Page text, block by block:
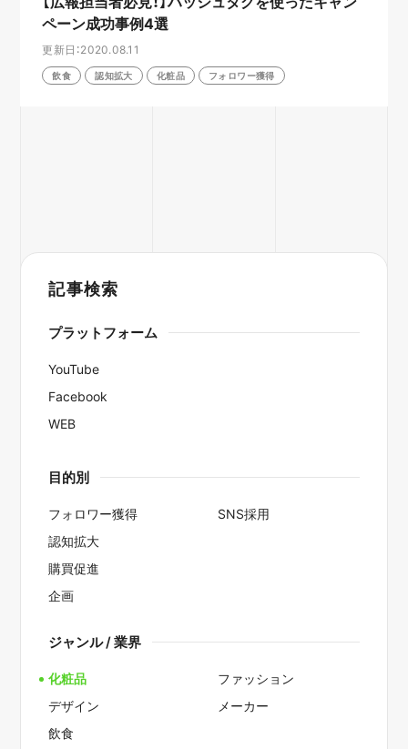
記事検索
プラットフォーム
YouTube
Facebook
WEB
目的別
フォロワー獲得
認知拡大
購買促進
企画
SNS採用
ジャンル / 業界
化粧品
デザイン
飲食
ファッション
メーカー
ペーン成功事例4選
更新日：2020.08.11
飲食 認知拡大 化粧品 フォロワー獲得